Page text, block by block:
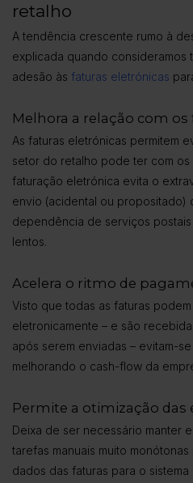
retalho
A tendência crescente rumo à
explicada quando consideramos
adesão às faturas eletrónicas
Melhora a relação com
As faturas eletrónicas permitem
setor do retalho pode ter com
faturação eletrónica evita o
envio (acidental ou propositado)
dependência de serviços
lentos.
Acelera o ritmo de
Visto que todas as faturas
eletronicamente – e são
após serem enviadas – evitam-
melhorando o cash-flow da
Permite a otimização das
Deixa de ser necessário manter
tarefas manuais muito
dados das faturas para o